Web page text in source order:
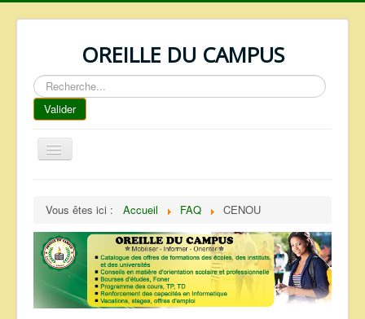
OREILLE DU CAMPUS
Rechercher
Valider
Basculer
la
REPERTOIRE
QUI SOMMES NOUS ?
NOS SERVICES
FAQ
Vous êtes ici : Accueil FAQ CENOU